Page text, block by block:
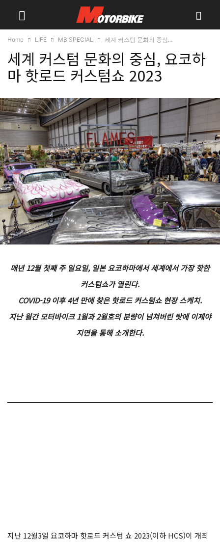
Home LIFE MB SPECIAL 세계 커스텀 문화의 중심...
세계 커스텀 문화의 중심, 요코하
마 핫로드 커스텀쇼 2023
매년 12월 첫째 주 일요일, 일본 요코하마에서 세계에서 가장 핫한
커스텀쇼가 열린다.
COVID-19 이후 4년 만에 찾은 핫로드 커스텀쇼 현장 스케치.
지난 월간 모터바이크 1월과 2월호의 분량이 넘쳐버린 탓에 이제야
지면을 통해 소개한다.
지난 12월3일 요코하마 핫로드 커스텀 쇼 2023(이하 HCS)이 개최